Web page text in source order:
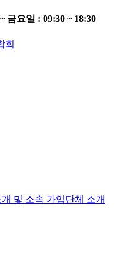
금요일 : 09:30 ~ 18:30
및 소속 가입단체 소개